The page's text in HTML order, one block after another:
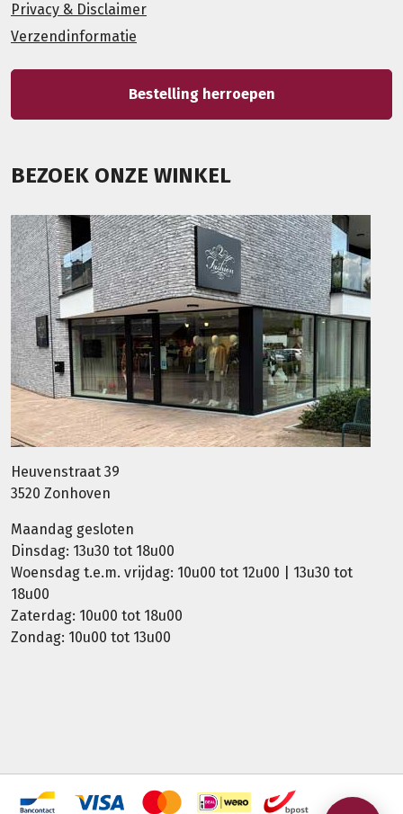
Privacy & Disclaimer
Verzendinformatie
Bestelling herroepen
BEZOEK ONZE WINKEL
Heuvenstraat 39
3520 Zonhoven
Maandag gesloten
Dinsdag: 13u30 tot 18u00
Woensdag t.e.m. vrijdag: 10u00 tot 12u00 | 13u30 tot
18u00
Zaterdag: 10u00 tot 18u00
Zondag: 10u00 tot 13u00